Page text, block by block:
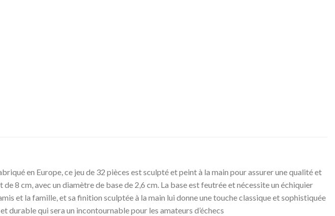
en Europe, ce jeu de 32 pièces est sculpté et peint à la main pour assurer une qualité et
8 cm, avec un diamètre de base de 2,6 cm. La base est feutrée et nécessite un échiquier
et la famille, et sa finition sculptée à la main lui donne une touche classique et sophistiquée
durable qui sera un incontournable pour les amateurs d’échecs